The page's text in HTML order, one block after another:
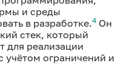
и среды
в разработке.4 Он
стек, который
для реализации
учётом ограничений и